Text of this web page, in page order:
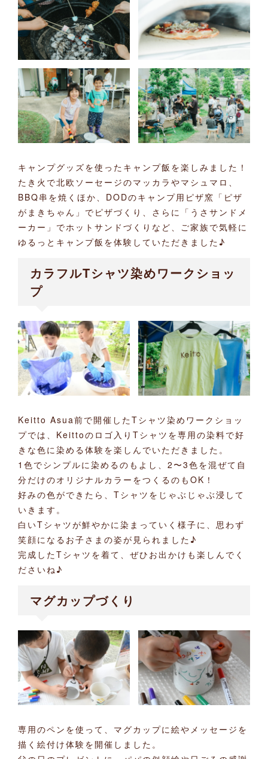
キャンプグッズを使ったキャンプ飯を楽しみました！
たき火で北欧ソーセージのマッカラやマシュマロ、
BBQ串を焼くほか、DODのキャンプ用ピザ窯「ピザ
がまきちゃん」でピザづくり、さらに「うさサンドメ
ーカー」でホットサンドづくりなど、ご家族で気軽に
ゆるっとキャンプ飯を体験していただきました♪
カラフルTシャツ染めワークショッ
プ
Keitto Asua前で開催したTシャツ染めワークショッ
プでは、Keittoのロゴ入りTシャツを専用の染料で好
きな色に染める体験を楽しんでいただきました。
1色でシンプルに染めるのもよし、2〜3色を混ぜて自
分だけのオリジナルカラーをつくるのもOK！
好みの色ができたら、Tシャツをじゃぶじゃぶ浸して
いきます。
白いTシャツが鮮やかに染まっていく様子に、思わず
笑顔になるお子さまの姿が見られました♪
完成したTシャツを着て、ぜひお出かけも楽しんでく
ださいね♪
マグカップづくり
専用のペンを使って、マグカップに絵やメッセージを
描く絵付け体験を開催しました。